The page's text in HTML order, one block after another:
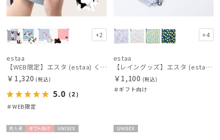
カテゴリー
ブランド
ブラント
DAKS
estaa
エスタ
お気に入り
+2
estaa
【WEB限定】エスタ (estaa) くっつきタオル ねこ
￥1,320 (税込)
5.0 （2）
＃WEB限定
+4
estaa
【レイングッズ】エスタ (estaa) くっつきタオル
￥1,100 (税込)
＃ギフト向け